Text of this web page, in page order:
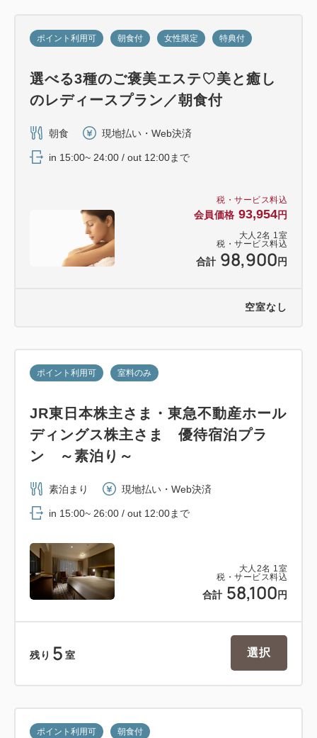
税・サービス料込
会員価格 93,954円
大人 2名 1 室
税・サービス料込
合計 98,900 円
ポイント利用可 朝食付 女性限定 特典付
選べる3種のご褒美エステ♡美と癒し
のレディースプラン／朝食付
朝食 現地払い・Web決済
in 15:00~ 24:00 / out 12:00まで
空室なし
大人 2名 1 室
税・サービス料込
合計 58,100 円
ポイント利用可 室料のみ
JR東日本株主さま・東急不動産ホール
ディングス株主さま 優待宿泊プラ
ン ～素泊り～
素泊まり 現地払い・Web決済
in 15:00~ 26:00 / out 12:00まで
残り 5 室 選択
ポイント利用可 朝食付